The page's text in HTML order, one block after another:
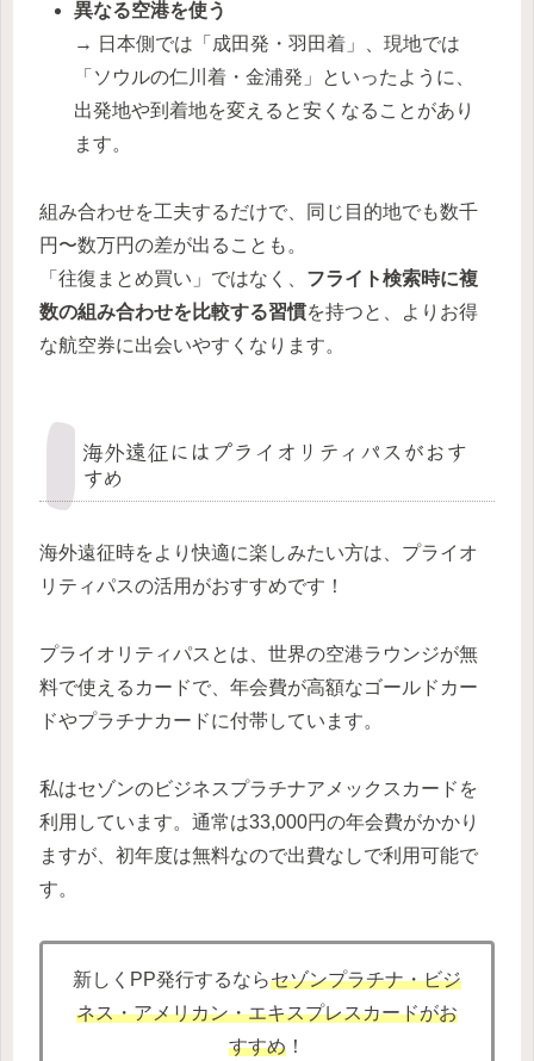
異なる空港を使う
→ 日本側では「成田発・羽田着」、現地では
「ソウルの仁川着・金浦発」といったように、
出発地や到着地を変えると安くなることがあり
ます。
組み合わせを工夫するだけで、同じ目的地でも数千
円〜数万円の差が出ることも。
「往復まとめ買い」ではなく、 フライト検索時に複
数の組み合わせを比較する習慣を持つと、よりお得
な航空券に出会いやすくなります。
海外遠征にはプライオリティパスがおす
すめ
海外遠征時をより快適に楽しみたい方は、プライオ
リティパスの活用がおすすめです！
プライオリティパスとは、世界の空港ラウンジが無
料で使えるカードで、年会費が高額なゴールドカー
ドやプラチナカードに付帯しています。
私はセゾンのビジネスプラチナアメックスカードを
利用しています。通常は33,000円の年会費がかかり
ますが、初年度は無料なので出費なしで利用可能で
す。
新しくPP発行するならセゾンプラチナ・ビジ
ネス・アメリカン・エキスプレスカードがお
すすめ ！